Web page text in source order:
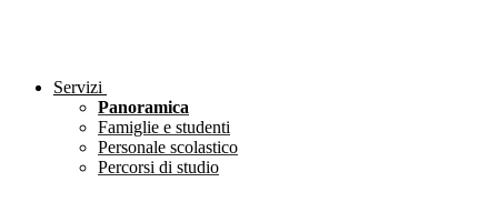
Servizi
Panoramica
Famiglie e studenti
Personale scolastico
Percorsi di studio